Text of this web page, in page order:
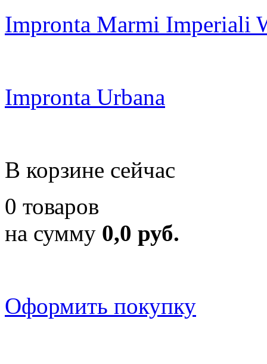
Impronta Marmi Imperiali
Impronta Urbana
В корзине сейчас
0 товаров
на сумму 0,0 руб.
Оформить покупку